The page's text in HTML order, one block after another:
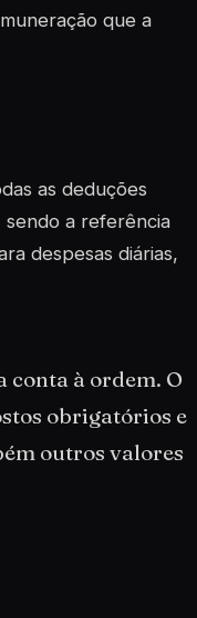
que a
as deduções
a referência
despesas diárias,
conta à ordem. O
obrigatórios e
outros valores